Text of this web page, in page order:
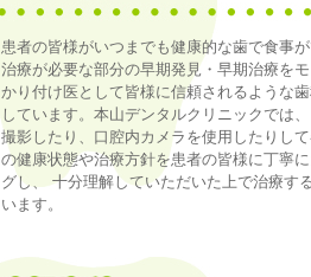
患者の皆様がいつまでも健康的な歯で食事が
治療が必要な部分の早期発見・早期治療を
かり付け医として皆様に信頼されるような
しています。本山デンタルクリニックでは
撮影したり、口腔内カメラを使用したりし
の健康状態や治療方針を患者の皆様に丁寧
グし、 十分理解していただいた上で治療す
います。